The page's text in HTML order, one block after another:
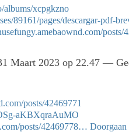
albums/xcpgkzno
89161/pages/descargar-pdf-
Maart 2023 op 22.47 —
posts/42469771
aKBXqraAuMO
posts/42469778… Doorgaan